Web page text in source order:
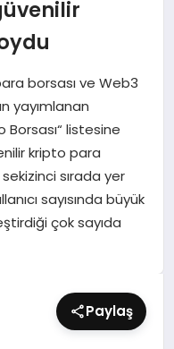
borsası ve Web3
yayımlanan
Borsası“ listesine
kripto para
sırada yer
sayısında büyük
çok sayıda
Paylaş